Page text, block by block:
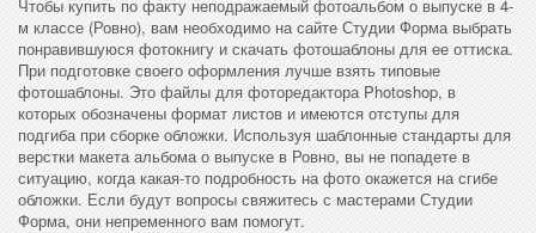
Чтобы купить по факту неподражаемый фотоальбом о выпуске в 4-
м классе (Ровно), вам необходимо на сайте Студии Форма выбрать
понравившуюся фотокнигу и скачать фотошаблоны для ее оттиска.
При подготовке своего оформления лучше взять типовые
фотошаблоны. Это файлы для фоторедактора Photoshop, в
которых обозначены формат листов и имеются отступы для
подгиба при сборке обложки. Используя шаблонные стандарты для
верстки макета альбома о выпуске в Ровно, вы не попадете в
ситуацию, когда какая-то подробность на фото окажется на сгибе
обложки. Если будут вопросы свяжитесь с мастерами Студии
Форма, они непременного вам помогут.